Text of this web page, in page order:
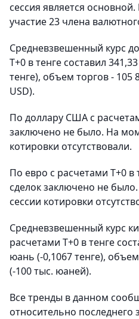
сессия является
участие 23 члена
Средневзвешенный курс
T+0 в тенге составил
тенге), объем торгов - 105
USD).
По доллару США с
заключено не было. На
котировки отсутствовали.
По евро с расчетами T+0
сделок заключено не
сессии котировки
Средневзвешенный курс
расчетами T+0 в тенге
юань (-0,1067 тенге),
(-100 тыс. юаней).
Все тренды в данном
относительно последнего